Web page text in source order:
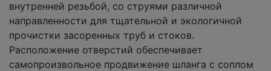
внутренней резьбой, со струями различной
направленности для тщательной и экологичной
прочистки засоренных труб и стоков.
Расположение отверстий обеспечивает
самопроизвольное продвижение шланга с соплом